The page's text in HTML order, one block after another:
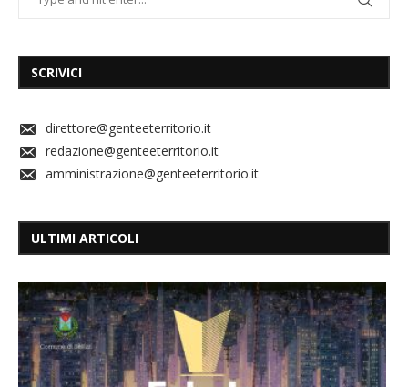
SCRIVICI
direttore@genteeterritorio.it
redazione@genteeterritorio.it
amministrazione@genteeterritorio.it
ULTIMI ARTICOLI